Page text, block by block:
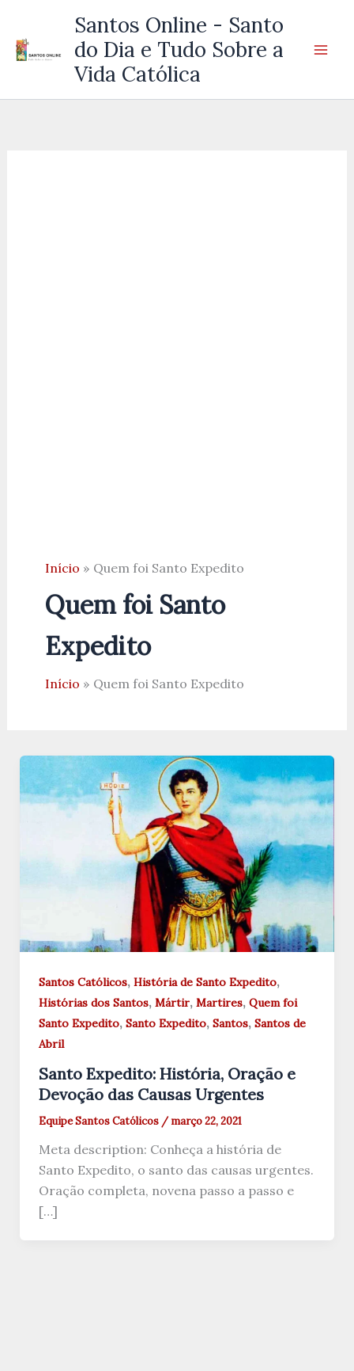
Santos Online - Santo
do Dia e Tudo Sobre a
Vida Católica
Início Quem foi Santo Expedito
Quem foi Santo
Expedito
Início Quem foi Santo Expedito
Santos Católicos, História de Santo Expedito,
Histórias dos Santos, Mártir, Martires, Quem foi
Santo Expedito, Santo Expedito, Santos, Santos de
Abril
Santo Expedito: História, Oração e
Devoção das Causas Urgentes
Equipe Santos Católicos / março 22, 2021
Meta description: Conheça a história de
Santo Expedito, o santo das causas urgentes.
Oração completa, novena passo a passo e
[…]